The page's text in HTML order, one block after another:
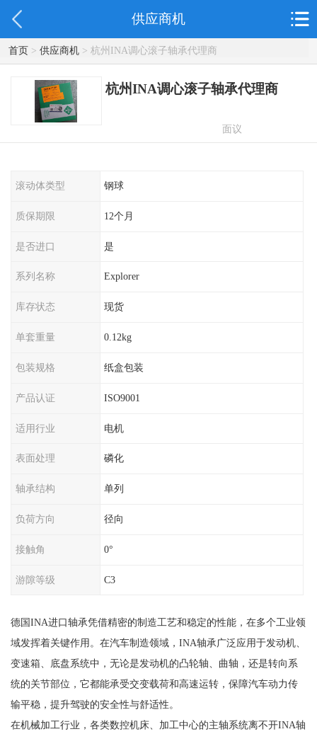
供应商机
首页> 供应商机> 杭州INA调心滚子轴承代理商
杭州INA调心滚子轴承代理商
面议
滚动体类型 钢球
质保期限 12个月
是否进口 是
系列名称 Explorer
库存状态 现货
单套重量 0.12kg
包装规格 纸盒包装
产品认证 ISO9001
适用行业 电机
表面处理 磷化
轴承结构 单列
负荷方向 径向
接触角 0°
游隙等级 C3
德国INA进口轴承凭借精密的制造工艺和稳定的性能，在多个工业领
域发挥着关键作用。在汽车制造领域，INA轴承广泛应用于发动机、
变速箱、底盘系统中，无论是发动机的凸轮轴、曲轴，还是转向系
统的关节部位，它都能承受交变载荷和高速运转，保障汽车动力传
输平稳，提升驾驶的安全性与舒适性。
在机械加工行业，各类数控机床、加工中心的主轴系统离不开INA轴